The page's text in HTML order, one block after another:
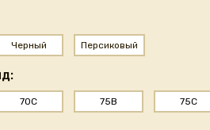
Черный Персиковый
70C 75B 75C